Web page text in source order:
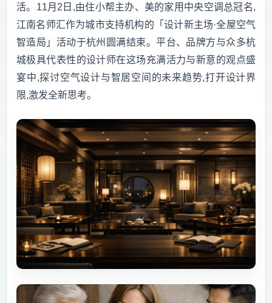
活。11月2日,由住小帮主办、美的家用中央空调总冠名,
江南名师汇作为城市支持机构的「设计新主场·全屋空气
智造局」活动于杭州圆满结束。平台、品牌方与众多杭
城极具代表性的设计师在这场充满活力与新意的观点盛
宴中,探讨空气设计与智居空间的未来趋势,打开设计界
限,激发全新思考。